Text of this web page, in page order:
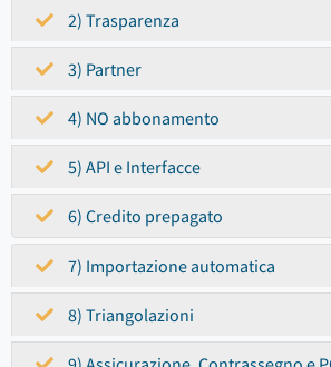
2) Trasparenza
3) Partner
4) NO abbonamento
5) API e Interfacce
6) Credito prepagato
7) Importazione automatica
8) Triangolazioni